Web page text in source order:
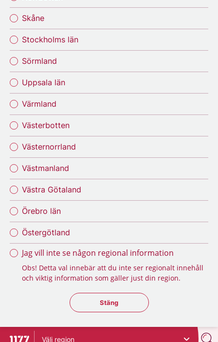
Skåne
Stockholms län
Sörmland
Uppsala län
Värmland
Västerbotten
Västernorrland
Västmanland
Västra Götaland
Örebro län
Östergötland
Jag vill inte se någon regional information
Obs! Detta val innebär att du inte ser regionalt innehåll
och viktig information som gäller just din region.
Stäng regionsväljaren
Stäng
Välj region